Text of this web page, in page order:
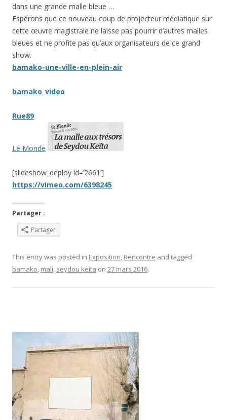
dans une grande malle bleue …
Espérons que ce nouveau coup de projecteur médiatique sur
cette œuvre magistrale ne laisse pas pourrir d’autres malles
bleues et ne profite pas qu’aux organisateurs de ce grand
show.
bamako-une-ville-en-plein-air
bamako_video
Rue89
Le Monde
[slideshow_deploy id=’2661’]
https://vimeo.com/6398245
Partager :
Partager
This entry was posted in Exposition, Rencontre and tagged
bamako, mali, seydou keita on 27 mars 2016.